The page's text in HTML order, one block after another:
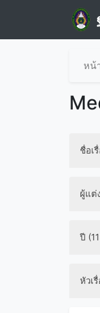
หน้
ชื่อเ
ผู้แต่
ปี
หัวเ